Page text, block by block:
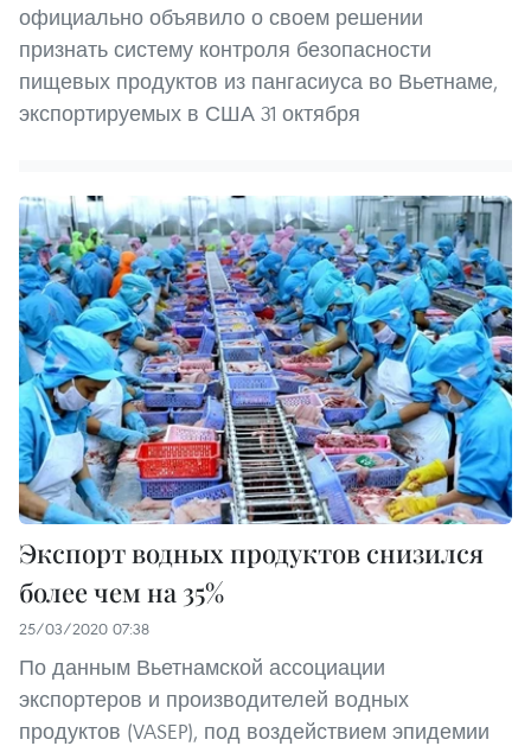
официально объявило о своем решении
признать систему контроля безопасности
пищевых продуктов из пангасиуса во Вьетнаме,
экспортируемых в США 31 октября
Экспорт водных продуктов снизился
более чем на 35%
25/03/2020 07:38
По данным Вьетнамской ассоциации
экспортеров и производителей водных
продуктов (VASEP), под воздействием эпидемии